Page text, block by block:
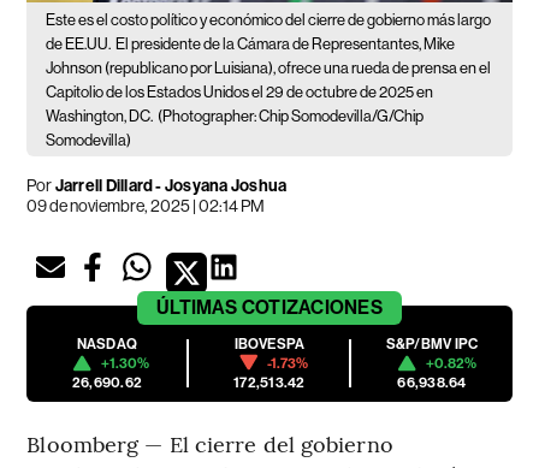
Este es el costo político y económico del cierre de gobierno más largo
de EE.UU. El presidente de la Cámara de Representantes, Mike
Johnson (republicano por Luisiana), ofrece una rueda de prensa en el
Capitolio de los Estados Unidos el 29 de octubre de 2025 en
Washington, DC. (Photographer: Chip Somodevilla/G/Chip
Somodevilla)
PorJarrell Dillard - Josyana Joshua
09 de noviembre, 2025 | 02:14 PM
ÚLTIMAS COTIZACIONES
NASDAQ
+1.30%
26,690.62
IBOVESPA
-1.73%
172,513.42
S&P/BMV IPC
+0.82%
66,938.64
Bloomberg — El cierre del gobierno